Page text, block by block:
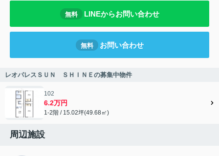
無料 LINEからお問い合わせ
無料 お問い合わせ
レオパレスＳＵＮ ＳＨＩＮＥの募集中物件
102
6.2万円
1-2階 / 15.02坪(49.68㎡)
周辺施設